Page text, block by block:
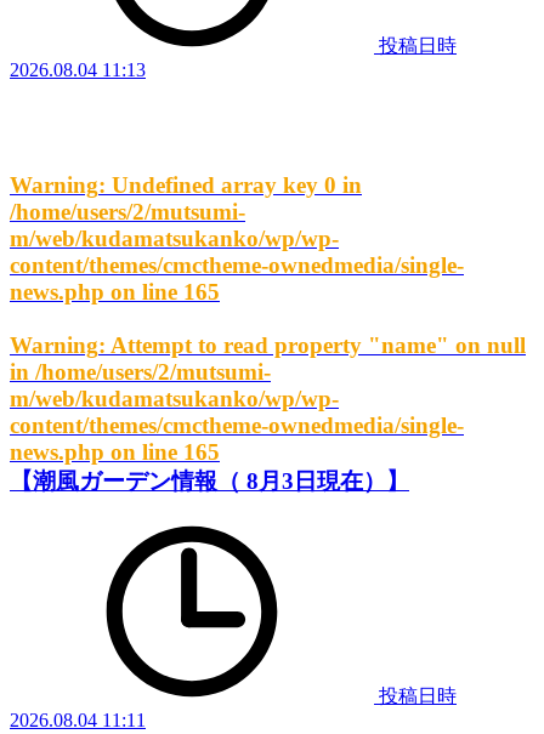
投稿日時
2026.08.04 11:13
Warning: Undefined array key 0 in
/home/users/2/mutsumi-
m/web/kudamatsukanko/wp/wp-
content/themes/cmctheme-ownedmedia/single-
news.php on line 165
Warning: Attempt to read property "name" on null
in /home/users/2/mutsumi-
m/web/kudamatsukanko/wp/wp-
content/themes/cmctheme-ownedmedia/single-
news.php on line 165
【潮風ガーデン情報（ 8月3日現在）】
投稿日時
2026.08.04 11:11